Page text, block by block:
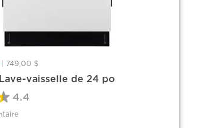
749,00 $
vaisselle de 24 po
4.4